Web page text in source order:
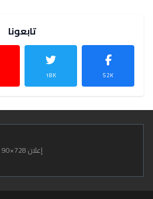
تابعونا
52K
18K
إعلان 728×90